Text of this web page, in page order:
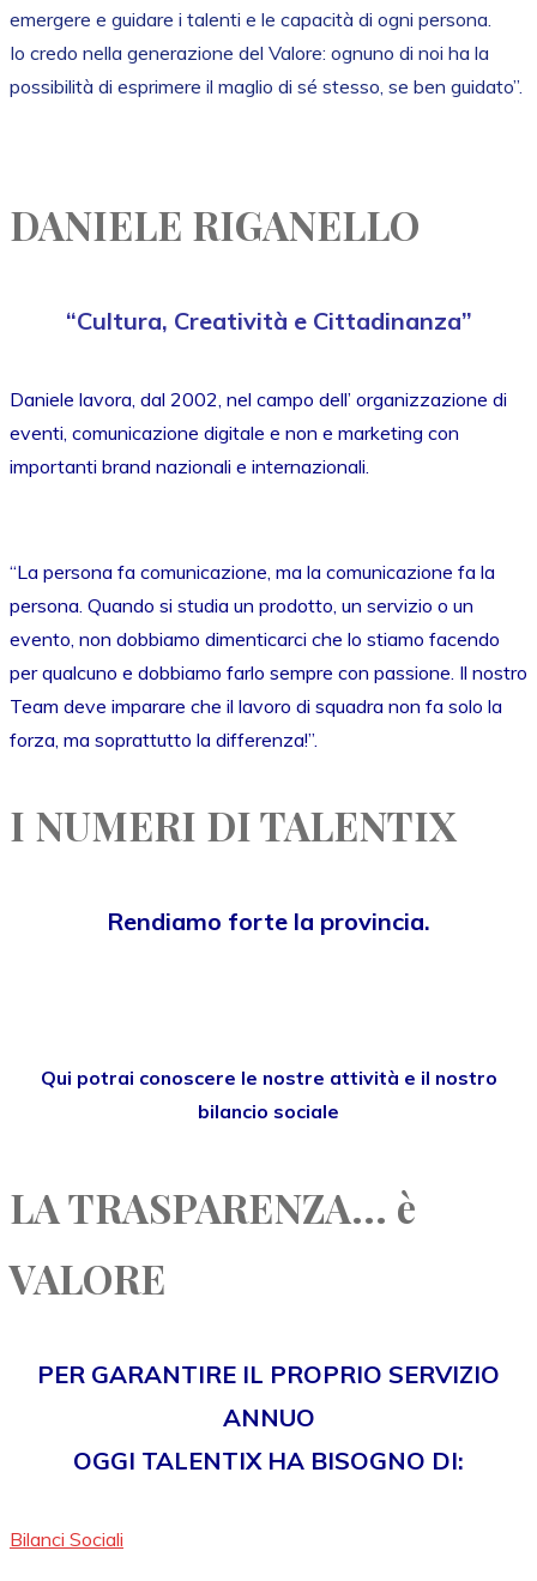
emergere e guidare i talenti e le capacità di ogni persona.
Io credo nella generazione del Valore: ognuno di noi ha la
possibilità di esprimere il maglio di sé stesso, se ben guidato”.
DANIELE RIGANELLO
“Cultura, Creatività e Cittadinanza”
Daniele lavora, dal 2002, nel campo dell’ organizzazione di
eventi, comunicazione digitale e non e marketing con
importanti brand nazionali e internazionali.
“La persona fa comunicazione, ma la comunicazione fa la
persona. Quando si studia un prodotto, un servizio o un
evento, non dobbiamo dimenticarci che lo stiamo facendo
per qualcuno e dobbiamo farlo sempre con passione. Il nostro
Team deve imparare che il lavoro di squadra non fa solo la
forza, ma soprattutto la differenza!”.
I NUMERI DI TALENTIX
Rendiamo forte la provincia.
Qui potrai conoscere le nostre attività e il nostro
bilancio sociale
LA TRASPARENZA... è
VALORE
PER GARANTIRE IL PROPRIO SERVIZIO
ANNUO
OGGI TALENTIX HA BISOGNO DI:
Bilanci Sociali